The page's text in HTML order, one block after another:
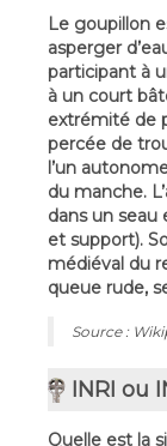
Le goupillon
asperger
participant à
à un court
extrémité de
percée de
l’un
du manche.
dans un seau
et support).
médiéval du
queue rude,
Source :
INRI ou
Quelle est la